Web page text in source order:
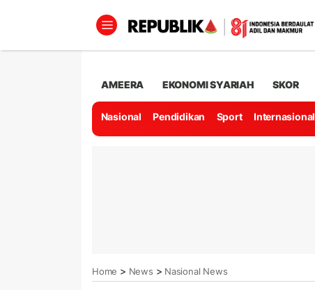
AMEERA EKONOMI SYARIAH SKOR
Nasional Pendidikan Sport Internasional
Home > News > Nasional News